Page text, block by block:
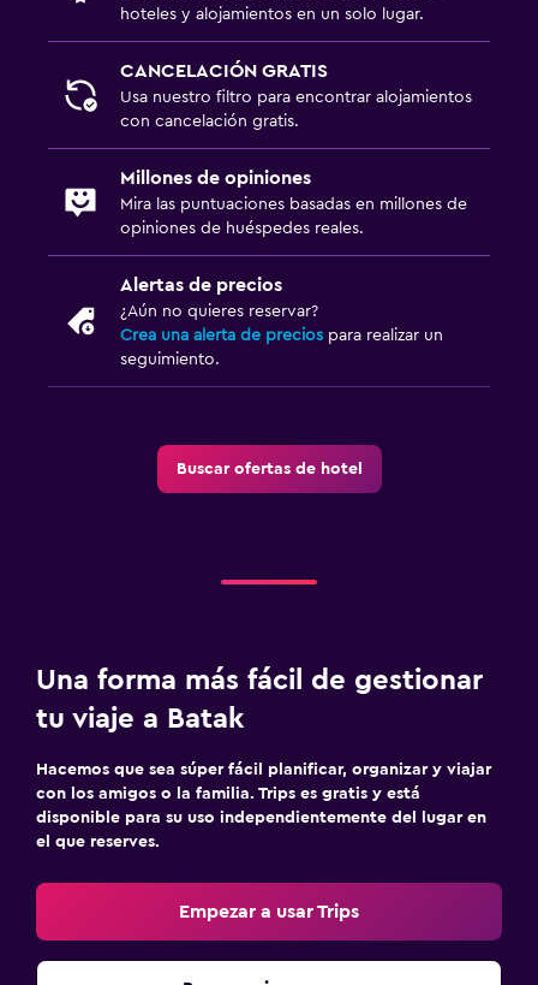
hoteles y alojamientos en un solo lugar.
CANCELACIÓN GRATIS
Usa nuestro filtro para encontrar alojamientos
con cancelación gratis.
Millones de opiniones
Mira las puntuaciones basadas en millones de
opiniones de huéspedes reales.
Alertas de precios
¿Aún no quieres reservar?
Crea una alerta de precios para realizar un
seguimiento.
Buscar ofertas de hotel
Una forma más fácil de gestionar
tu viaje a Batak
Hacemos que sea súper fácil planificar, organizar y viajar
con los amigos o la familia. Trips es gratis y está
disponible para su uso independientemente del lugar en
el que reserves.
Empezar a usar Trips